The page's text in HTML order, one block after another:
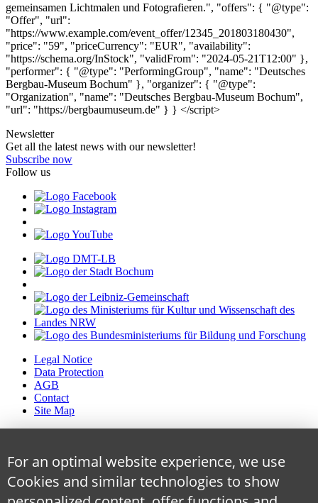
gemeinsamen Lichtmalen und Fotografieren.", "offers": { "@type":
"Offer", "url":
"https://www.example.com/event_offer/12345_201803180430",
"price": "59", "priceCurrency": "EUR", "availability":
"https://schema.org/InStock", "validFrom": "2024-05-21T12:00" },
"performer": { "@type": "PerformingGroup", "name": "Deutsches
Bergbau-Museum Bochum" }, "organizer": { "@type":
"Organization", "name": "Deutsches Bergbau-Museum Bochum",
"url": "https://bergbaumuseum.de" } } </script>
Newsletter
Get all the latest news with our newsletter!
Subscribe now
Follow us
Legal Notice
Data Protection
AGB
Contact
Site Map
For an optimal website experience, we use
Cookies and similar technologies to show